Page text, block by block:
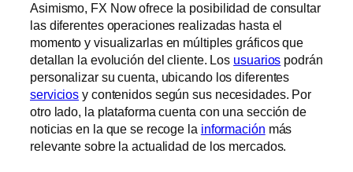
Asimismo, FX Now ofrece la posibilidad de consultar
las diferentes operaciones realizadas hasta el
momento y visualizarlas en múltiples gráficos que
detallan la evolución del cliente. Los usuarios podrán
personalizar su cuenta, ubicando los diferentes
servicios y contenidos según sus necesidades. Por
otro lado, la plataforma cuenta con una sección de
noticias en la que se recoge la información más
relevante sobre la actualidad de los mercados.